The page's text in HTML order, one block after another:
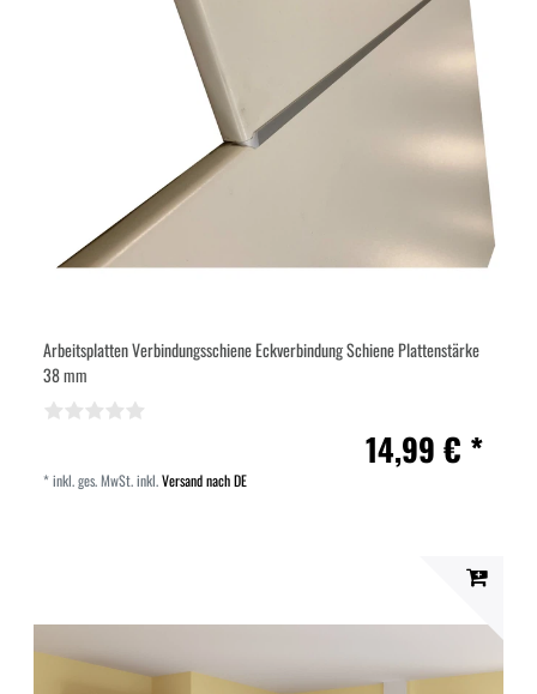
Arbeitsplatten Verbindungsschiene Eckverbindung Schiene Plattenstärke
38 mm
14,99 € *
*inkl. ges. MwSt.inkl.Versand nach DE